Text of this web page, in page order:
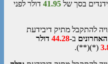
בסך של 41.95 דולר לפני
להתקבל מתיק דיבידעת
ב-44.28 דולר
(*)(**).